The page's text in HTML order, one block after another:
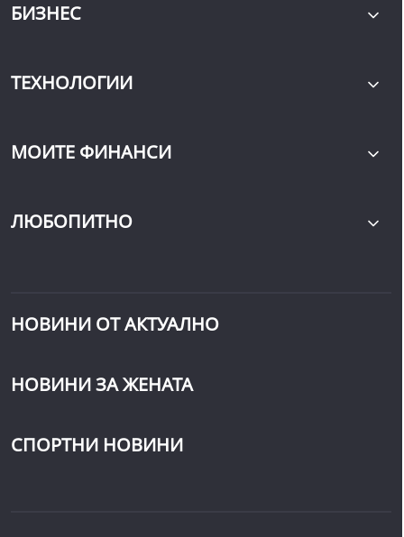
БИЗНЕС
ТЕХНОЛОГИИ
МОИТЕ ФИНАНСИ
ЛЮБОПИТНО
НОВИНИ ОТ АКТУАЛНО
НОВИНИ ЗА ЖЕНАТА
СПОРТНИ НОВИНИ